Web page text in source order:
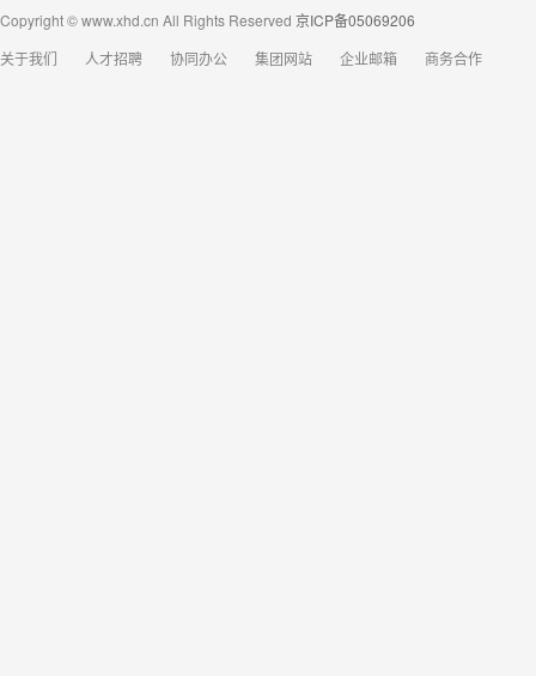
Copyright © www.xhd.cn All Rights Reserved 京ICP备05069206
关于我们
人才招聘 协同办公 集团网站 企业邮箱 商务合作